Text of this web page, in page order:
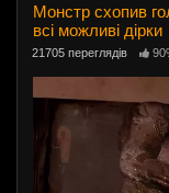
Монстр схопив
всі можливі дірки
21705 переглядів